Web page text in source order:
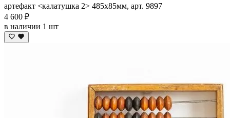
артефакт <калатушка 2> 485х85мм, арт. 9897
4 600 ₽
в наличии 1 шт